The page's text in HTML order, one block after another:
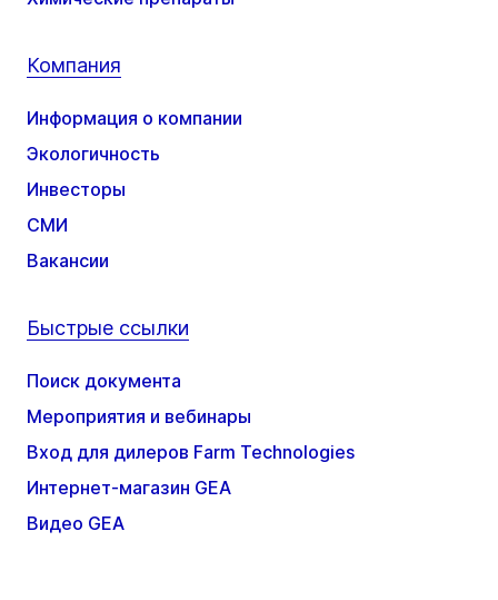
Компания
Информация о компании
Экологичность
Инвесторы
СМИ
Вакансии
Быстрые ссылки
Поиск документа
Мероприятия и вебинары
Вход для дилеров Farm Technologies
Интернет-магазин GEA
Видео GEA